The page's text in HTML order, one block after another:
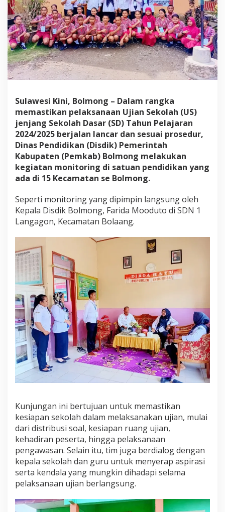
a
h
D
a
s
a
r
B
e
a
l
a
n
L
a
n
c
a
D
i
s
i
l
m
o
n
g
T
u
r
u
n
M
n
o
r
i
g
Sulawesi Kini, Bolmong – Dalam rangka
memastikan pelaksanaan Ujian Sekolah (US)
jenjang Sekolah Dasar (SD) Tahun Pelajaran
2024/2025 berjalan lancar dan sesuai prosedur,
Dinas Pendidikan (Disdik) Pemerintah
Kabupaten (Pemkab) Bolmong melakukan
kegiatan monitoring di satuan pendidikan yang
ada di 15 Kecamatan se Bolmong.
Seperti monitoring yang dipimpin langsung oleh
Kepala Disdik Bolmong, Farida Mooduto di SDN 1
Langagon, Kecamatan Bolaang.
Kunjungan ini bertujuan untuk memastikan
kesiapan sekolah dalam melaksanakan ujian, mulai
dari distribusi soal, kesiapan ruang ujian,
kehadiran peserta, hingga pelaksanaan
pengawasan. Selain itu, tim juga berdialog dengan
kepala sekolah dan guru untuk menyerap aspirasi
serta kendala yang mungkin dihadapi selama
pelaksanaan ujian berlangsung.